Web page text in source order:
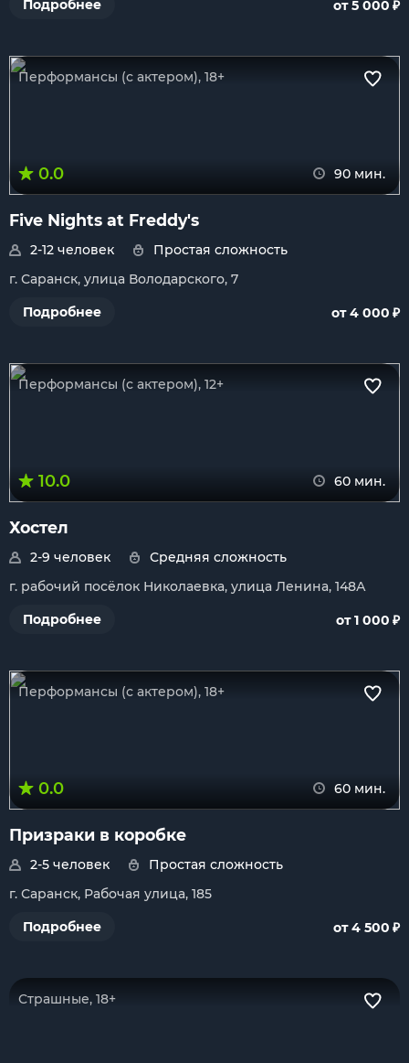
Подробнее от 5 000 ₽
Перформансы (с актером), 18+
0.0 90 мин.
Five Nights at Freddy's
2-12 человек
Простая сложность
г. Саранск, улица Володарского, 7
Подробнее
от 4 000 ₽
Перформансы (с актером), 12+
10.0 60 мин.
Хостел
2-9 человек
Средняя сложность
г. рабочий посёлок Николаевка, улица Ленина, 148А
Подробнее
от 1 000 ₽
Перформансы (с актером), 18+
0.0 60 мин.
Призраки в коробке
2-5 человек
Простая сложность
г. Саранск, Рабочая улица, 185
Подробнее
от 4 500 ₽
Страшные, 18+